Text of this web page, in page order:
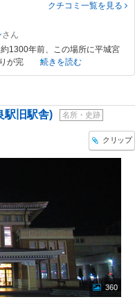
クチコミ一覧を見る
1300年前、この場所に平城宮
が完
続きを読む
駅旧駅舎) 名所・史跡
クリップ
360